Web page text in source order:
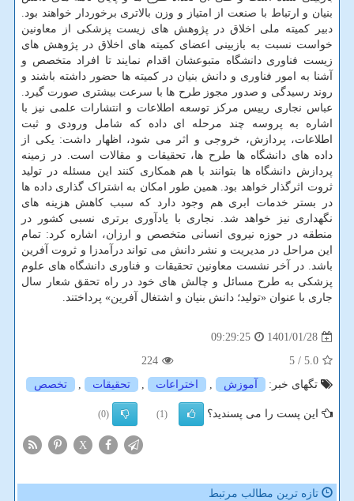
بنیان و ارتباط با صنعت از امتیاز و وزن بالاتری برخوردار خواهند بود.
دبیر کمیته ملی اخلاق در پژوهش های زیست پزشکی از معاونین
خواست نسبت به بازبینی اعضای کمیته های اخلاق در پژوهش های
زیست فناوری دانشگاه متبوعشان اقدام نمایند تا افراد متخصص و
آشنا به امور فناوری و دانش بنیان در کمیته ها حضور داشته باشند و
روند رسیدگی و صدور مجوز طرح ها با سرعت بیشتری صورت گیرد.
عباس نجاری رییس مرکز توسعه اطلاعات و انتشارات علمی نیز با
اشاره به پروسه چند مرحله ای داده که شامل ورودی و ثبت
اطلاعات، پردازش، خروجی و اثر می شود، اظهار داشت: یکی از
داده های دانشگاه ها طرح ها، تحقیقات و مقالات است. در زمینه
پردازش دانشگاه ها بتوانند با هم همکاری کنند این مسئله در تولید
ثروت اثرگذار خواهد بود. همین طور امکان به اشتراک گذاری داده ها
در بستر خدمات ابری هم وجود دارد که سبب کاهش هزینه های
نگهداری نیز خواهد شد. نجاری با یادآوری برتری نسبی کشور در
منطقه در حوزه نیروی انسانی متخصص و ارزان، اشاره کرد: تمام
این مراحل در مدیریت و نشر دانش می تواند درآمدزا و ثروت آفرین
باشد. در آخر نشست معاونین تحقیقات و فناوری دانشگاه های علوم
پزشکی به طرح مسائل و چالش های خود در راه تحقق شعار سال
جاری با عنوان «تولید؛ دانش بنیان و اشتغال آفرین» پرداختند.
1401/01/28
09:29:25
5.0
/ 5
224
تگهای خبر:
آموزش , اختراعات , تحقیقات , تخصص
این پست را می پسندید؟ (1)
(0)
X
تازه ترین مطالب مرتبط